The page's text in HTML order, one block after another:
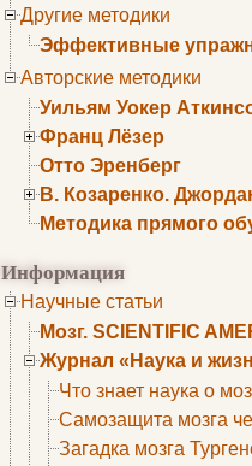
Другие методики
Эффективные
Авторские методики
Уильям Уокер
Франц Лёзер
Отто Эренберг
В. Козаренко.
Методика прямого
Информация
Научные статьи
Мозг. SCIENTIFIC
Журнал «Наука и
Что знает наука о
Самозащита мозга
Загадка мозга